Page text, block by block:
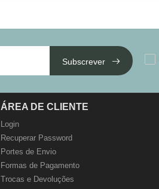
Subscrever
ÁREA DE CLIENTE
Login
Recuperar Password
Portes de Envio
Formas de Pagamento
Trocas e Devoluções